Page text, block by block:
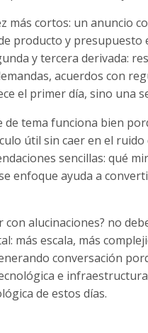
más cortos: un anuncio
producto y presupuesto
y tercera derivada:
acuerdos con
el primer día, sino una
tema funciona bien
útil sin caer en el
sencillas: qué
enfoque ayuda a
alucinaciones? no
más escala, más
conversación
e
de estos días.